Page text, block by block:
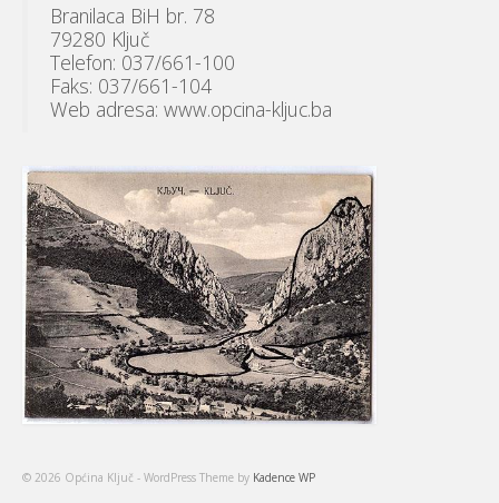
Branilaca BiH br. 78
79280 Ključ
Telefon: 037/661-100
Faks: 037/661-104
Web adresa: www.opcina-kljuc.ba
© 2026 Općina Ključ - WordPress Theme by Kadence WP